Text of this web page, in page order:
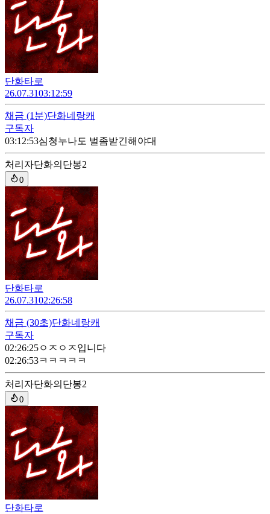
단화타로
26.07.3103:12:59
채금 (1분)단화네랑캐
구독자
03:12:53심청누나도 벌좀받긴해야대
처리자단화의단봉2
0
단화타로
26.07.3102:26:58
채금 (30초)단화네랑캐
구독자
02:26:25ㅇㅈㅇㅈ입니다
02:26:53ㅋㅋㅋㅋㅋ
처리자단화의단봉2
0
단화타로